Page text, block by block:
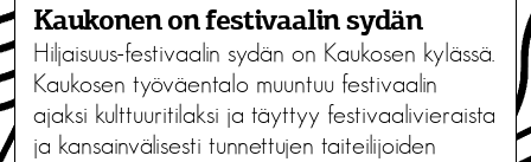
Kaukonen on festivaalin sydän
Hiljaisuus-festivaalin sydän on Kaukosen kylässä.
Kaukosen työväentalo muuntuu festivaalin
ajaksi kulttuuritilaksi ja täyttyy festivaalivieraista
ja kansainvälisesti tunnettujen taiteilijoiden